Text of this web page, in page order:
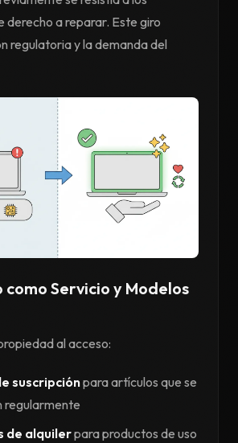
derecho a reparar. Este giro
regulatoria y la demanda del
como Servicio y Modelos
al acceso:
suscripciónpara artículos que se
regularmente
de alquilerpara productos de uso